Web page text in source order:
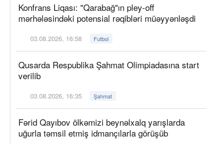
Konfrans Liqası: "Qarabağ"ın pley-off
mərhələsindəki potensial rəqibləri müəyyənləşdi
03.08.2026, 16:58 Futbol
Qusarda Respublika Şahmat Olimpiadasına start
verilib
03.08.2026, 16:35 Şahmat
Fərid Qayıbov ölkəmizi beynəlxalq yarışlarda
uğurla təmsil etmiş idmançılarla görüşüb